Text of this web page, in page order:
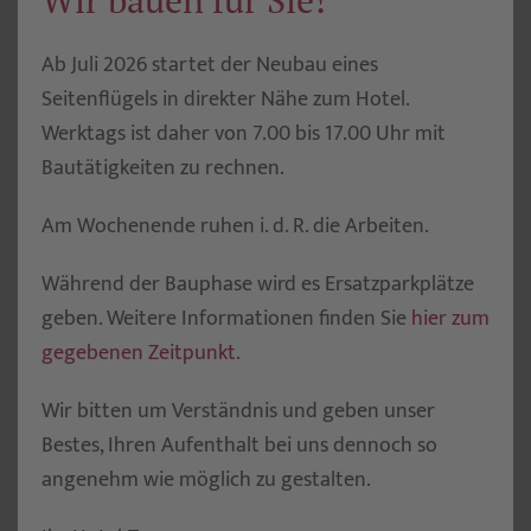
Ab Juli 2026 startet der Neubau eines
Seitenflügels in direkter Nähe zum Hotel.
Werktags ist daher von 7.00 bis 17.00 Uhr mit
Bautätigkeiten zu rechnen.
Am Wochenende ruhen i. d. R. die Arbeiten.
Während der Bauphase wird es Ersatzparkplätze
geben. Weitere Informationen finden Siehier zum
gegebenen Zeitpunkt.
Wir bitten um Verständnis und geben unser
Bestes, Ihren Aufenthalt bei uns dennoch so
angenehm wie möglich zu gestalten.